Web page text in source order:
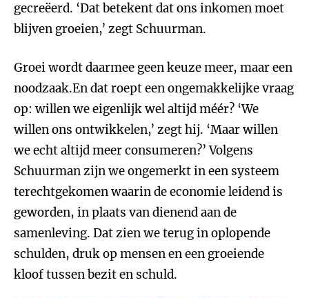
gecreëerd. ‘Dat betekent dat ons inkomen moet
blijven groeien,’ zegt Schuurman.
Groei wordt daarmee geen keuze meer, maar een
noodzaak.En dat roept een ongemakkelijke vraag
op: willen we eigenlijk wel altijd méér? ‘We
willen ons ontwikkelen,’ zegt hij. ‘Maar willen
we echt altijd meer consumeren?’ Volgens
Schuurman zijn we ongemerkt in een systeem
terechtgekomen waarin de economie leidend is
geworden, in plaats van dienend aan de
samenleving. Dat zien we terug in oplopende
schulden, druk op mensen en een groeiende
kloof tussen bezit en schuld.